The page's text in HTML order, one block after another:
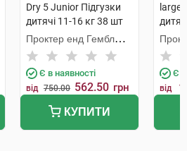
Dry 5 Junior Підгузки
дитячі 11-16 кг 38 шт
Проктер енд Гембл
Україна
Є в наявності
від 750.00 562.50 грн
КУПИТИ
large
Є в
від